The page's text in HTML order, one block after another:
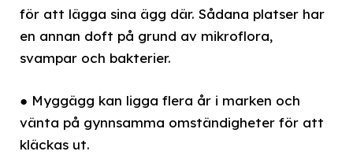
för att lägga sina ägg där. Sådana platser har
en annan doft på grund av mikroflora,
svampar och bakterier.
● Myggägg kan ligga flera år i marken och
vänta på gynnsamma omständigheter för att
kläckas ut.